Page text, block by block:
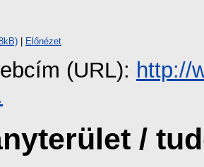
| Előnézet
(URL): http://
/